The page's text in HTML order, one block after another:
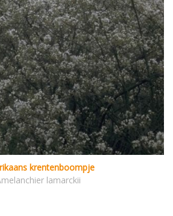
krentenboompje
lamarckii